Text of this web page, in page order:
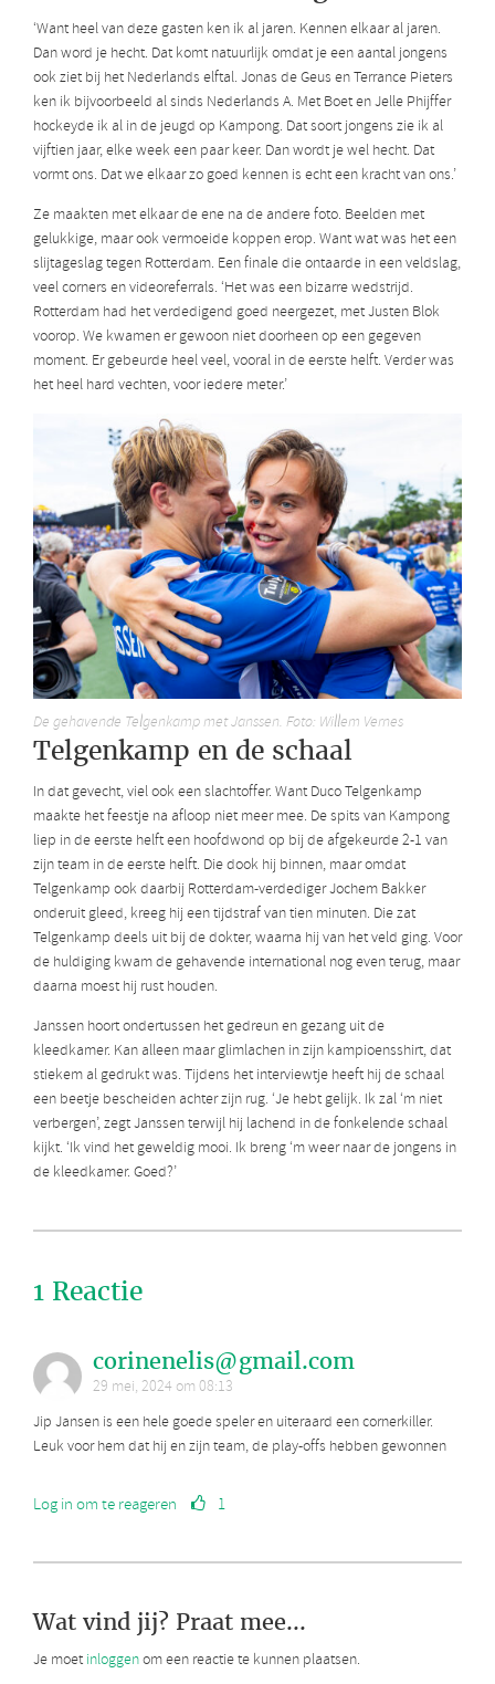
‘Want heel van deze gasten ken ik al jaren. Kennen elkaar al jaren.
Dan word je hecht. Dat komt natuurlijk omdat je een aantal jongens
ook ziet bij het Nederlands elftal. Jonas de Geus en Terrance Pieters
ken ik bijvoorbeeld al sinds Nederlands A. Met Boet en Jelle Phijffer
hockeyde ik al in de jeugd op Kampong. Dat soort jongens zie ik al
vijftien jaar, elke week een paar keer. Dan wordt je wel hecht. Dat
vormt ons. Dat we elkaar zo goed kennen is echt een kracht van ons.’
Ze maakten met elkaar de ene na de andere foto. Beelden met
gelukkige, maar ook vermoeide koppen erop. Want wat was het een
slijtageslag tegen Rotterdam. Een finale die ontaarde in een veldslag,
veel corners en videoreferrals. ‘Het was een bizarre wedstrijd.
Rotterdam had het verdedigend goed neergezet, met Justen Blok
voorop. We kwamen er gewoon niet doorheen op een gegeven
moment. Er gebeurde heel veel, vooral in de eerste helft. Verder was
het heel hard vechten, voor iedere meter.’
De gehavende Telgenkamp met Janssen. Foto: Willem Vernes
Telgenkamp en de schaal
In dat gevecht, viel ook een slachtoffer. Want Duco Telgenkamp
maakte het feestje na afloop niet meer mee. De spits van Kampong
liep in de eerste helft een hoofdwond op bij de afgekeurde 2-1 van
zijn team in de eerste helft. Die dook hij binnen, maar omdat
Telgenkamp ook daarbij Rotterdam-verdediger Jochem Bakker
onderuit gleed, kreeg hij een tijdstraf van tien minuten. Die zat
Telgenkamp deels uit bij de dokter, waarna hij van het veld ging. Voor
de huldiging kwam de gehavende international nog even terug, maar
daarna moest hij rust houden.
Janssen hoort ondertussen het gedreun en gezang uit de
kleedkamer. Kan alleen maar glimlachen in zijn kampioensshirt, dat
stiekem al gedrukt was. Tijdens het interviewtje heeft hij de schaal
een beetje bescheiden achter zijn rug. ‘Je hebt gelijk. Ik zal ‘m niet
verbergen’, zegt Janssen terwijl hij lachend in de fonkelende schaal
kijkt. ‘Ik vind het geweldig mooi. Ik breng ‘m weer naar de jongens in
de kleedkamer. Goed?’
1 Reactie
corinenelis@gmail.com
29 mei, 2024 om 08:13
Jip Jansen is een hele goede speler en uiteraard een cornerkiller.
Leuk voor hem dat hij en zijn team, de play-offs hebben gewonnen
Log in om te reageren 1
Wat vind jij? Praat mee...
Je moet inloggenom een reactie te kunnen plaatsen.